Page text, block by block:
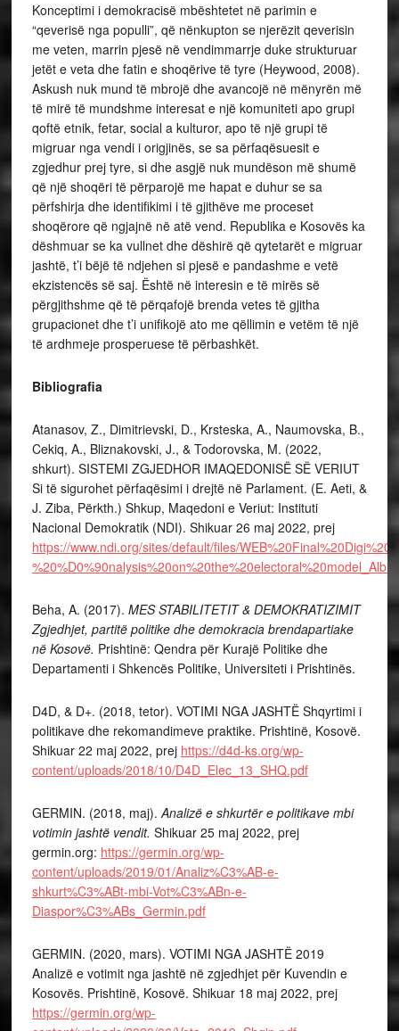
Konceptimi i demokracisë mbështetet në parimin e
“qeverisë nga populli”, që nënkupton se njerëzit qeverisin
me veten, marrin pjesë në vendimmarrje duke strukturuar
jetët e veta dhe fatin e shoqërive të tyre (Heywood, 2008).
Askush nuk mund të mbrojë dhe avancojë në mënyrën më
të mirë të mundshme interesat e një komuniteti apo grupi
qoftë etnik, fetar, social a kulturor, apo të një grupi të
migruar nga vendi i origjinës, se sa përfaqësuesit e
zgjedhur prej tyre, si dhe asgjë nuk mundëson më shumë
që një shoqëri të përparojë me hapat e duhur se sa
përfshirja dhe identifikimi i të gjithëve me proceset
shoqërore që ngjajnë në atë vend. Republika e Kosovës ka
dëshmuar se ka vullnet dhe dëshirë që qytetarët e migruar
jashtë, t’i bëjë të ndjehen si pjesë e pandashme e vetë
ekzistencës së saj. Është në interesin e të mirës së
përgjithshme që të përqafojë brenda vetes të gjitha
grupacionet dhe t’i unifikojë ato me qëllimin e vetëm të një
të ardhmeje prosperuese të përbashkët.
Bibliografia
Atanasov, Z., Dimitrievski, D., Krsteska, A., Naumovska, B.,
Cekiq, A., Bliznakovski, J., & Todorovska, M. (2022,
shkurt). SISTEMI ZGJEDHOR IMAQEDONISË SË VERIUT
Si të sigurohet përfaqësimi i drejtë në Parlament. (E. Aeti, &
J. Ziba, Përkth.) Shkup, Maqedoni e Veriut: Instituti
Nacional Demokratik (NDI). Shikuar 26 maj 2022, prej
https://www.ndi.org/sites/default/files/WEB%20Final%20Digi%20-
Beha, A. (2017). MES STABILITETIT & DEMOKRATIZIMIT
Zgjedhjet, partitë politike dhe demokracia brendapartiake
në Kosovë. Prishtinë: Qendra për Kurajë Politike dhe
Departamenti i Shkencës Politike, Universiteti i Prishtinës.
D4D, & D+. (2018, tetor). VOTIMI NGA JASHTË Shqyrtimi i
politikave dhe rekomandimeve praktike. Prishtinë, Kosovë.
Shikuar 22 maj 2022, prej https://d4d-ks.org/wp-
content/uploads/2018/10/D4D_Elec_13_SHQ.pdf
GERMIN. (2018, maj).Analizë e shkurtër e politikave mbi
votimin jashtë vendit. Shikuar 25 maj 2022, prej
germin.org: https://germin.org/wp-
content/uploads/2019/01/Analiz%C3%AB-e-
shkurt%C3%ABt-mbi-Vot%C3%ABn-e-
Diaspor%C3%ABs_Germin.pdf
GERMIN. (2020, mars). VOTIMI NGA JASHTË 2019
Analizë e votimit nga jashtë në zgjedhjet për Kuvendin e
Kosovës. Prishtinë, Kosovë. Shikuar 18 maj 2022, prej
https://germin.org/wp-